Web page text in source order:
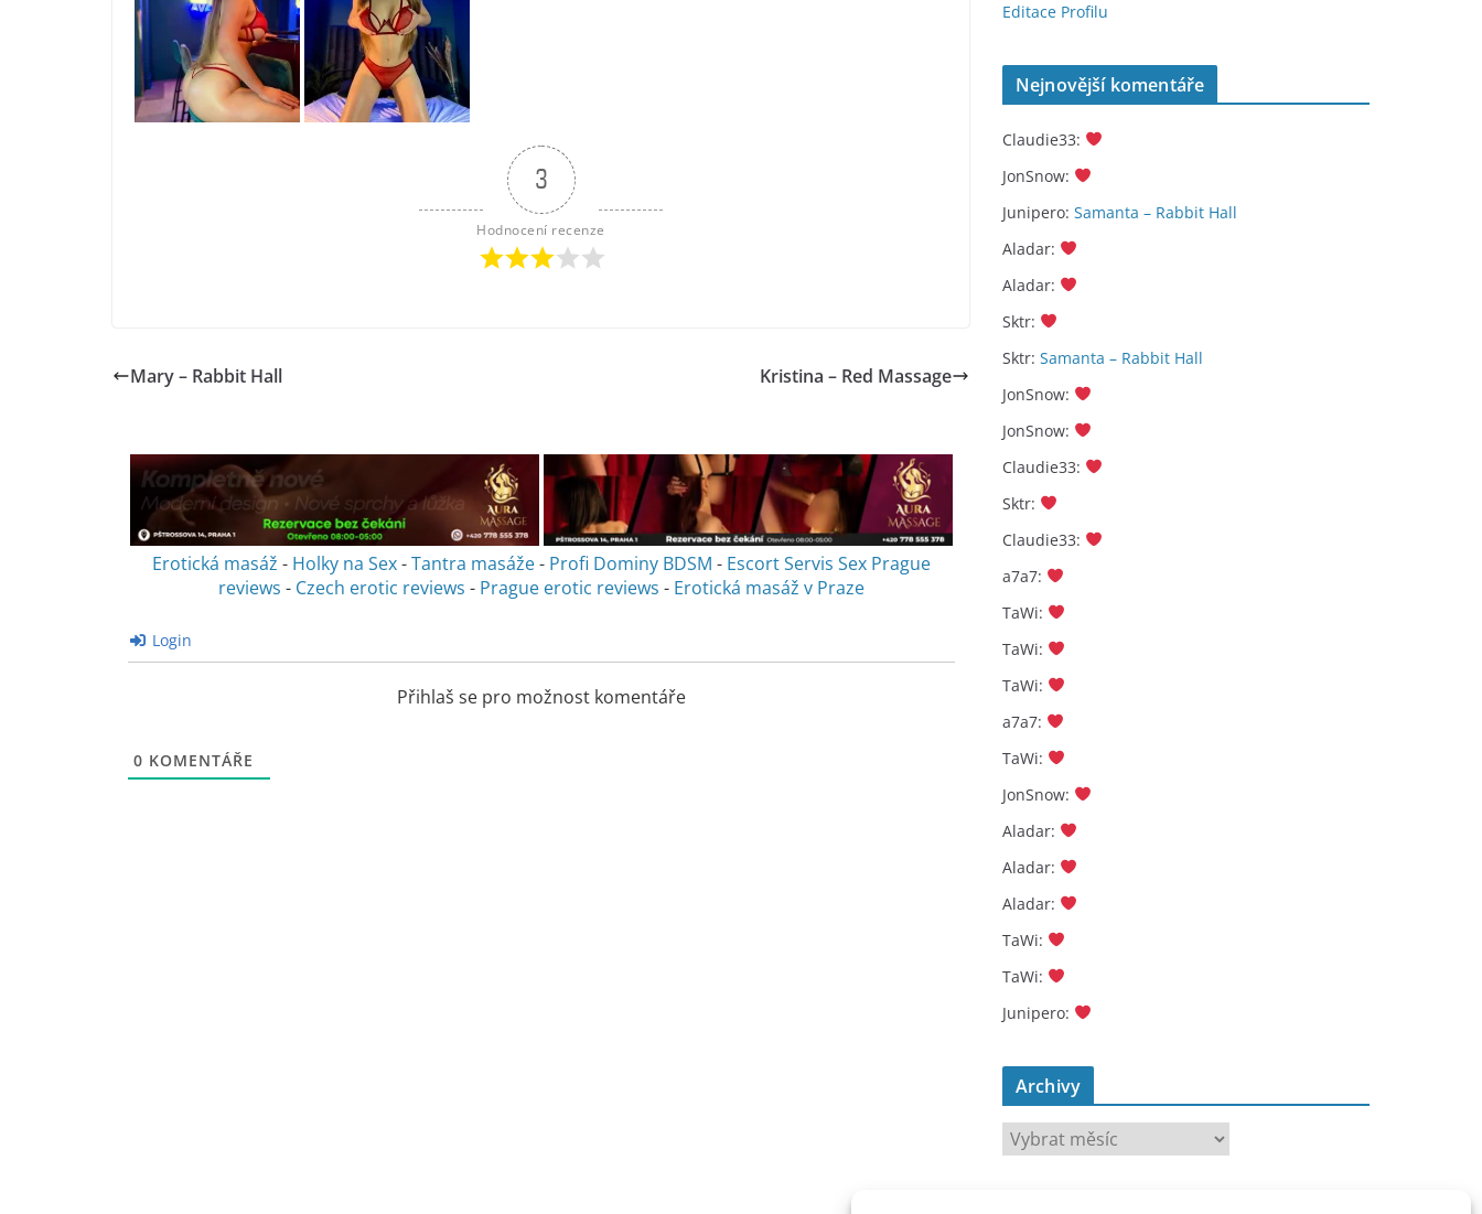
3
Hodnocení recenze
Mary – Rabbit Hall Kristina – Red Massage
Erotická masáž - Holky na Sex-Tantra masáže- Profi Dominy BDSM - Escort Servis Sex Prague
reviews - Czech erotic reviews - Prague erotic reviews - Erotická masáž v Praze
Login
Přihlaš se pro možnost komentáře
0 KOMENTÁŘE
Editace Profilu
Nejnovější komentáře
Claudie33:
JonSnow:
Junipero: Samanta – Rabbit Hall
Aladar:
Aladar:
Sktr:
Sktr: Samanta – Rabbit Hall
JonSnow:
JonSnow:
Claudie33:
Sktr:
Claudie33:
a7a7:
TaWi:
TaWi:
TaWi:
a7a7:
TaWi:
JonSnow:
Aladar:
Aladar:
Aladar:
TaWi:
TaWi:
Junipero:
Archivy
A
r